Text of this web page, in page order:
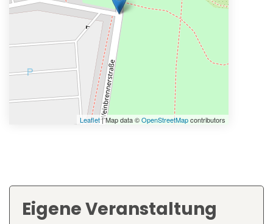
Leaflet| Map data ©OpenStreetMapcontributors
Eigene Veranstaltung